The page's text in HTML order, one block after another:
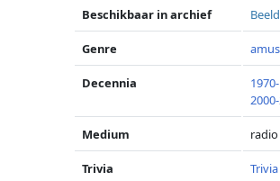
Beschikbaar in archief
Genre
Decennia
Medium radio
Trivia Trivia